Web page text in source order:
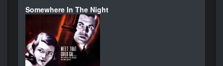
Somewhere In The Night